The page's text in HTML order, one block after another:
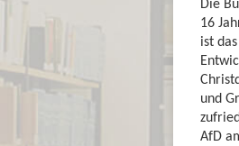
16
ist
und
AfD